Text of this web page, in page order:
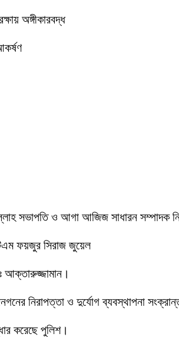
অঙ্গীকারবদ্ধ
সভাপতি ও আগা আজিজ সাধারন সম্পাদক
ফয়জুর সিরাজ জুয়েল
আক্তারুজ্জামান।
নিরাপত্তা ও দুর্যোগ ব্যবস্থাপনা
করেছে পুলিশ।